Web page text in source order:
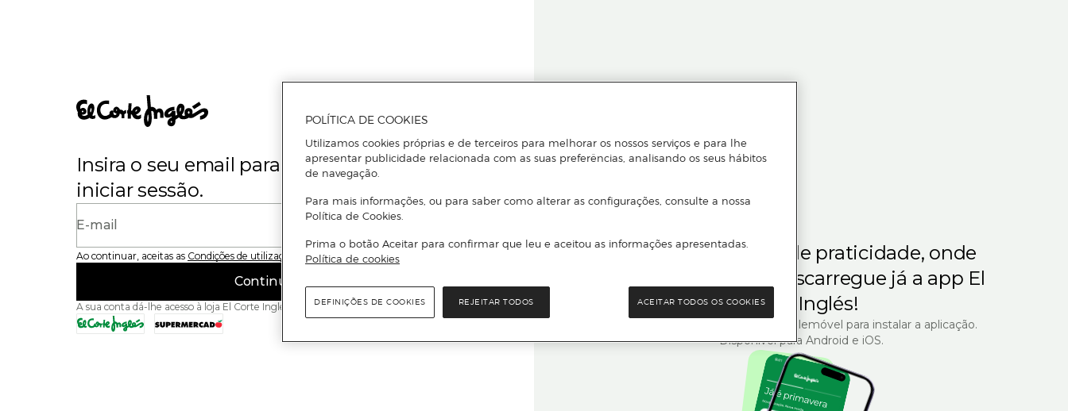
Insira o seu email para se registar ou
iniciar sessão.
E-mail
Ao continuar, aceitas as Condições de utilização do site
Continuar
A sua conta dá-lhe acesso à loja El Corte Inglés e ao Supermercado El Corte Inglés.
Para quem gosta de praticidade, onde
Descarregue já a app El
Corte Inglés!
Leia o código QR com o seu telemóvel para instalar a aplicação.
Disponível para Android e iOS.
POLÍTICA DE COOKIES
Utilizamos cookies próprias e de terceiros para melhorar os nossos serviços e para lhe
apresentar publicidade relacionada com as suas preferências, analisando os seus hábitos
de navegação.
Para mais informações, ou para saber como alterar as configurações, consulte a nossa
Política de Cookies.
Prima o botão Aceitar para confirmar que leu e aceitou as informações apresentadas.
Política de cookies
REJEITAR TODOS ACEITAR TODOS OS COOKIES
DEFINIÇÕES DE COOKIES